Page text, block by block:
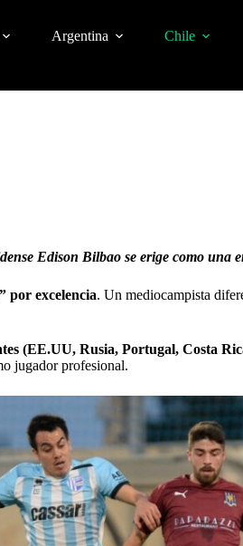
Argentina Chile
Edison Bilbao se erige como una
por excelencia. Un mediocampista
(EE.UU, Rusia, Portugal, Costa
jugador profesional.